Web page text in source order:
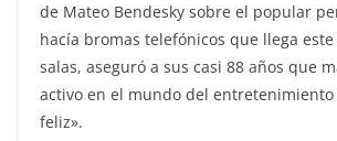
de Mateo Bendesky sobre el popular
hacía bromas telefónicos que llega este
salas, aseguró a sus casi 88 años que
activo en el mundo del entretenimiento
feliz».